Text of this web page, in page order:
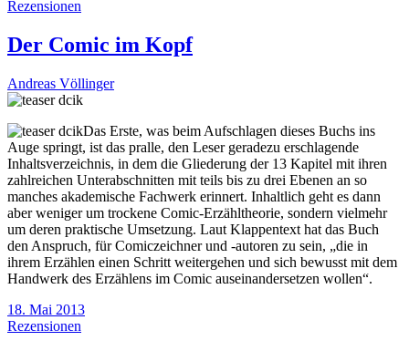
Rezensionen
Der Comic im Kopf
Andreas Völlinger
Das Erste, was beim Aufschlagen dieses Buchs ins
Auge springt, ist das pralle, den Leser geradezu erschlagende
Inhaltsverzeichnis, in dem die Gliederung der 13 Kapitel mit ihren
zahlreichen Unterabschnitten mit teils bis zu drei Ebenen an so
manches akademische Fachwerk erinnert. Inhaltlich geht es dann
aber weniger um trockene Comic-Erzähltheorie, sondern vielmehr
um deren praktische Umsetzung. Laut Klappentext hat das Buch
den Anspruch, für Comiczeichner und -autoren zu sein, „die in
ihrem Erzählen einen Schritt weitergehen und sich bewusst mit dem
Handwerk des Erzählens im Comic auseinandersetzen wollen“.
18. Mai 2013
Rezensionen